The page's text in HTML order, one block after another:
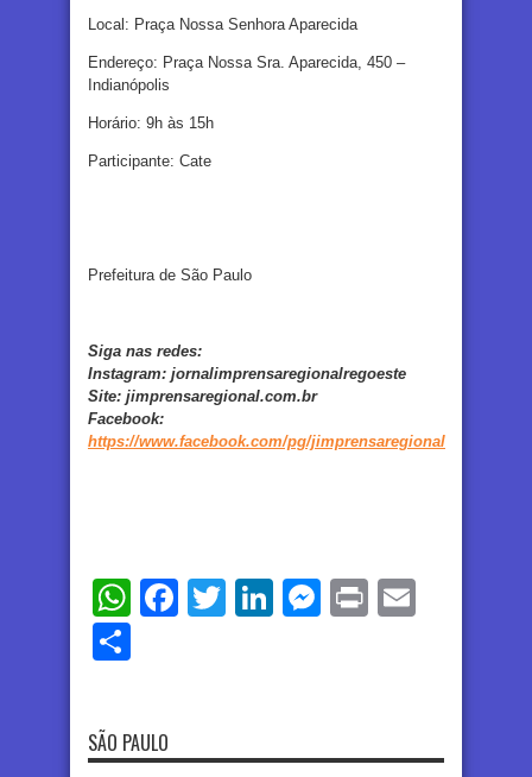
Local: Praça Nossa Senhora Aparecida
Endereço: Praça Nossa Sra. Aparecida, 450 –
Indianópolis
Horário: 9h às 15h
Participante: Cate
Prefeitura de São Paulo
Siga nas redes:
Instagram: jornalimprensaregionalregoeste
Site: jimprensaregional.com.br
Facebook:
https://www.facebook.com/pg/jimprensaregional
WhatsApp
Facebook
TwitterLinkedIn
Messenger
Print
SÃO PAULO